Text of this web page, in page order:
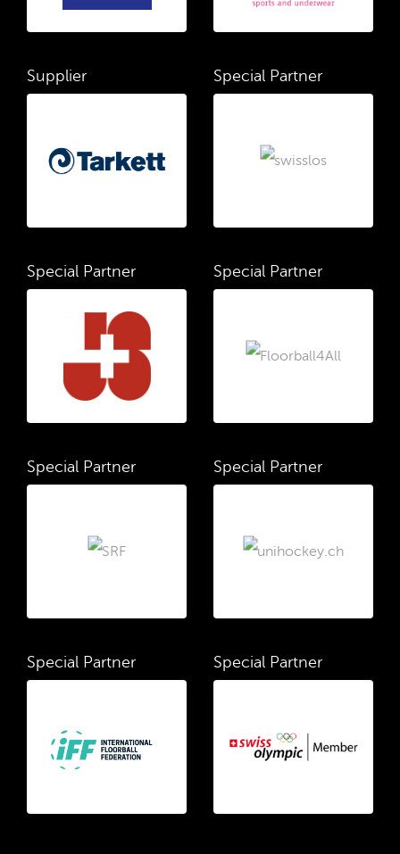
Supplier Special Partner
Special Partner Special Partner
Special Partner Special Partner
Special Partner Special Partner